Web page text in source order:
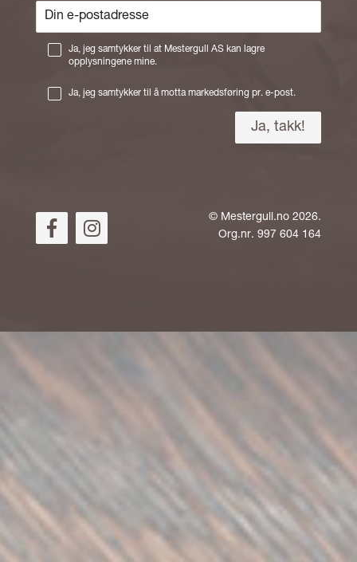
Ja, jeg samtykker til at Mestergull AS kan lagre
opplysningene mine.
Ja, jeg samtykker til å motta markedsføring pr. e-post.
© Mestergull.no 2026.
Org.nr. 997 604 164